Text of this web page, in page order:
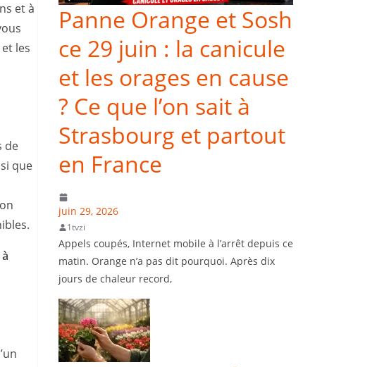
et à
les
de
que
Panne Orange et Sosh
ce 29 juin : la canicule
et les orages en cause
? Ce que l’on sait à
Strasbourg et partout
en France
juin 29, 2026
1tvzi
Appels coupés, Internet mobile à l’arrêt depuis ce
matin. Orange n’a pas dit pourquoi. Après dix
jours de chaleur record,